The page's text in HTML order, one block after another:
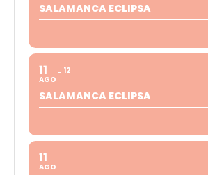
SALAMANCA ECLIPSA
11
AGO
12
SALAMANCA ECLIPSA
11
AGO